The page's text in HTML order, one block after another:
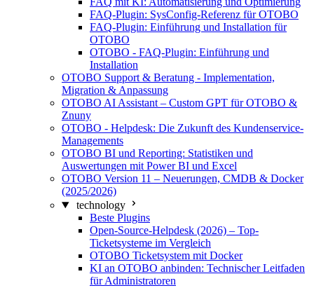
FAQ-Plugin: SysConfig-Referenz für OTOBO
FAQ-Plugin: Einführung und Installation für
OTOBO
OTOBO - FAQ-Plugin: Einführung und
Installation
OTOBO Support & Beratung - Implementation,
Migration & Anpassung
OTOBO AI Assistant – Custom GPT für OTOBO &
Znuny
OTOBO - Helpdesk: Die Zukunft des Kundenservice-
Managements
OTOBO BI und Reporting: Statistiken und
Auswertungen mit Power BI und Excel
OTOBO Version 11 – Neuerungen, CMDB & Docker
(2025/2026)
technology
Beste Plugins
Open-Source-Helpdesk (2026) – Top-
Ticketsysteme im Vergleich
OTOBO Ticketsystem mit Docker
KI an OTOBO anbinden: Technischer Leitfaden
für Administratoren